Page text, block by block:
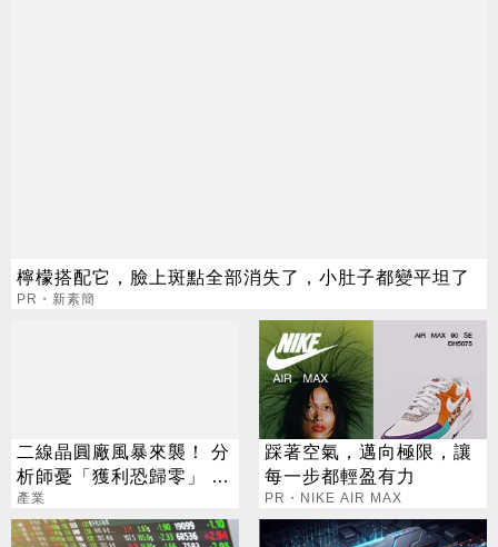
檸檬搭配它，臉上斑點全部消失了，小肚子都變平坦了
PR・新素簡
二線晶圓廠風暴來襲！ 分
析師憂「獲利恐歸零」 聯
電回應了
產業
踩著空氣，邁向極限，讓
每一步都輕盈有力
PR・NIKE AIR MAX